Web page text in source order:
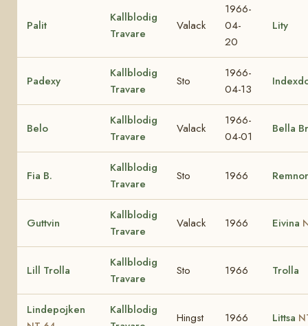
Palit
Kallblodig
Travare
Valack
1966-
04-
20
Lity
Padexy
Kallblodig
Travare
Sto
1966-
04-13
Belo
Kallblodig
Travare
Valack
1966-
04-01
Bella
Fia B.
Kallblodig
Travare
Sto 1966
Guttvin
Kallblodig
Travare
Valack 1966 Eivina
Lill Trolla
Kallblodig
Travare
Sto 1966 Trolla
Lindepojken
Kallblodig
Hingst 1966 Littsa